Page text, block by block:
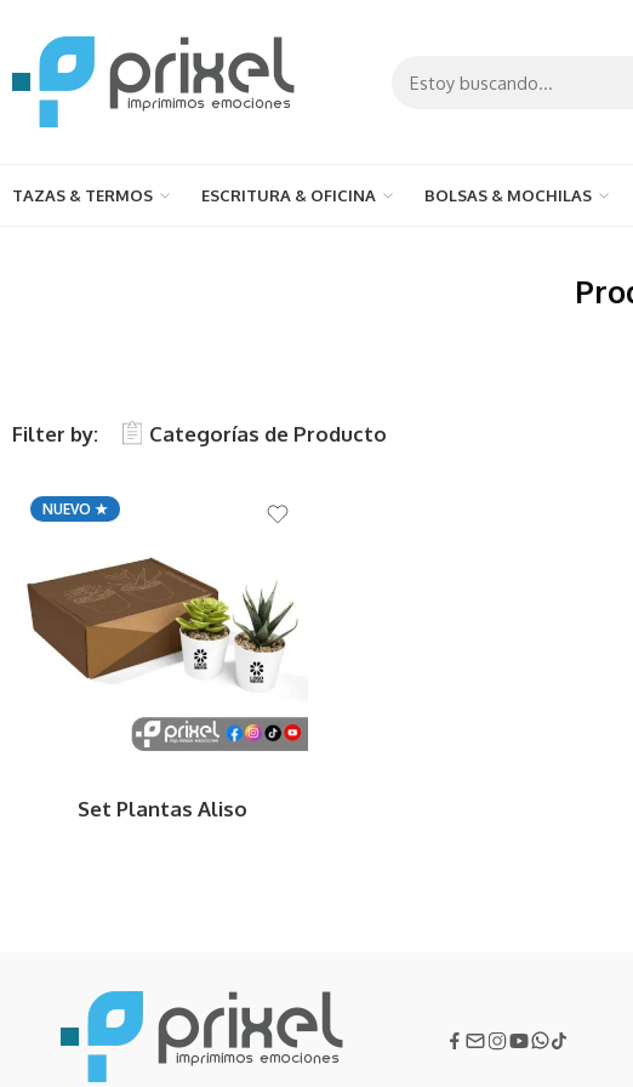
TAZAS & TERMOS ESCRITURA & OFICINA BOLSAS & MOCHILAS
Filter by: Categorías de Producto
NUEVO ★
Set Plantas Aliso